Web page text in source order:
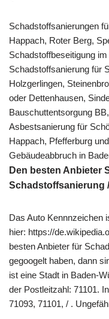
Schadstoffsanierungen
Happach, Roter Berg,
Schadstoffbeseitigung
Schadstoffsanierung für
Holzgerlingen,
oder Dettenhausen,
Bauschuttentsorgung
Asbestsanierung für
Happach, Pfefferburg
Gebäudeabbruch in
Den besten Anbieter
Schadstoffsanierung
Das Auto Kennnzeichen
hier: https://
besten Anbieter für
gegoogelt haben, dann
ist eine Stadt in Baden-
der Postleitzahl: 71101.
71093, 71101, / .